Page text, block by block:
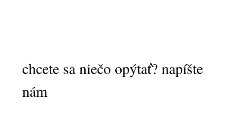
chcete sa niečo opýtať? napíšte
nám